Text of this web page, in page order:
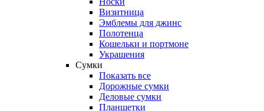
Визитница
Эмблемы для джинс
Полотенца
Кошельки и портмоне
Украшения
Сумки
Показать все
Дорожные сумки
Деловые сумки
Планшетки